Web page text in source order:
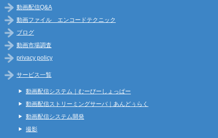
動画配信Q&A
動画ファイル エンコードテクニック
ブログ
動画市場調査
privacy policy
サービス一覧
動画配信システム｜むーびーしょっぱー
動画配信ストリーミングサーバ｜あんどぅらく
動画配信システム開発
撮影